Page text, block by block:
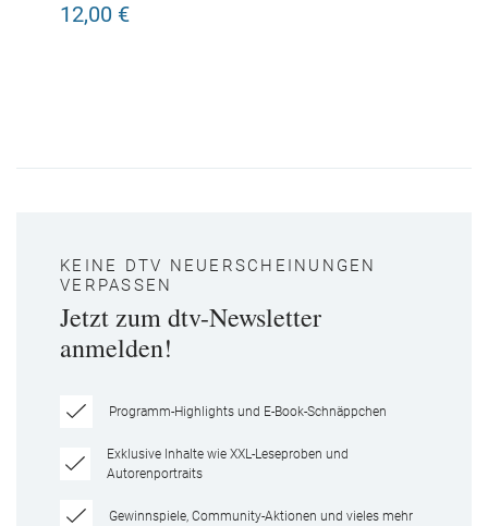
12,00 €
KEINE DTV NEUERSCHEINUNGEN
VERPASSEN
Jetzt zum dtv-Newsletter
anmelden!
Programm-Highlights und E-Book-Schnäppchen
Exklusive Inhalte wie XXL-Leseproben und
Autorenportraits
Gewinnspiele, Community-Aktionen und vieles mehr